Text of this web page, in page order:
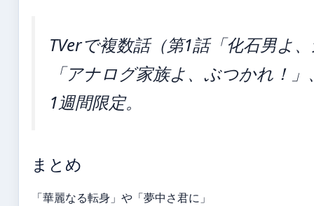
TVerで複数話（第1話「化石男よ
「アナログ家族よ、ぶつかれ！
1週間限定。
まとめ
「華麗なる転身」や「夢中さ君に」